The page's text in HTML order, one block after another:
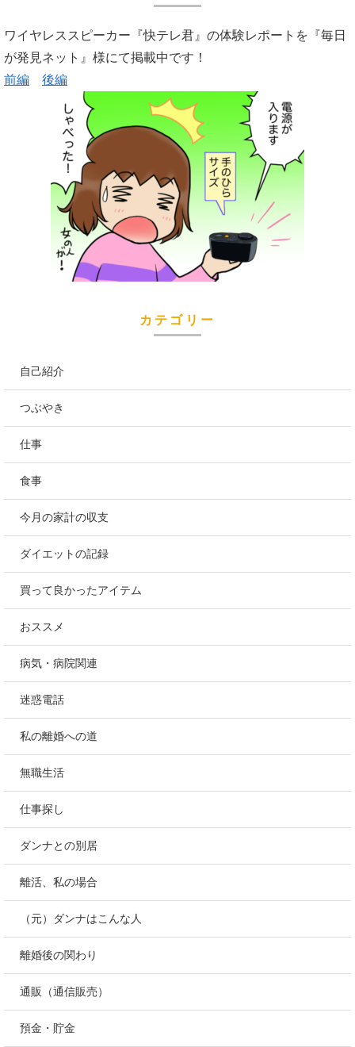
ワイヤレススピーカー『快テレ君』の体験レポートを『毎日
が発見ネット』様にて掲載中です！
前編
後編
カテゴリー
自己紹介
つぶやき
仕事
食事
今月の家計の収支
ダイエットの記録
買って良かったアイテム
おススメ
病気・病院関連
迷惑電話
私の離婚への道
無職生活
仕事探し
ダンナとの別居
離活、私の場合
（元）ダンナはこんな人
離婚後の関わり
通販（通信販売）
預金・貯金